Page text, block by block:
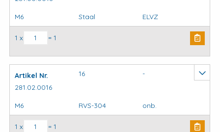
M6 Staal ELVZ
Krambeugels standaard aantal
1 x = 1
Artikel Nr.
281.02.0016
16 -
M6 RVS-304 onb.
Krambeugels standaard aantal
1 x = 1